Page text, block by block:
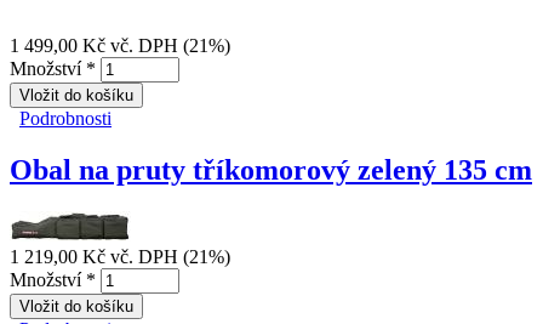
1 499,00 Kč vč. DPH (21%)
Množství *
Podrobnosti
Obal na pruty tříkomorový zelený 135 cm
1 219,00 Kč vč. DPH (21%)
Množství *